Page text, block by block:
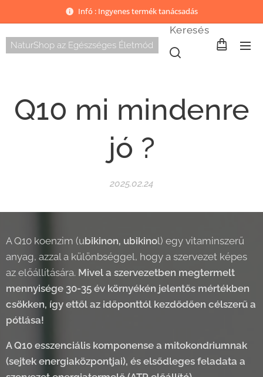
Infó : Ingyenes termék tanácsadás
NaturShop az Egészséges Életmód
Keresés
Q10 mi mindenre
jó ?
2025.02.24
A Q10 koenzim (ubikinon, ubikinol) egy vitaminszerű
anyag, azzal a különbséggel, hogy a szervezet képes
az előállítására. Mivel a szervezetben megtermelt
mennyisége 30-35 év környékén jelentős mértékben
csökken, így ettől az időponttól kezdődően célszerű a
pótlása!
A Q10 esszenciális komponense a mitokondriumnak
(sejtek energiaközpontjai), és elsődleges feladata a